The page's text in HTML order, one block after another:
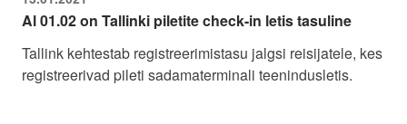
Al 01.02 on Tallinki piletite check-in letis tasuline
Tallink kehtestab registreerimistasu jalgsi reisijatele, kes
registreerivad pileti sadamaterminali teenindusletis.